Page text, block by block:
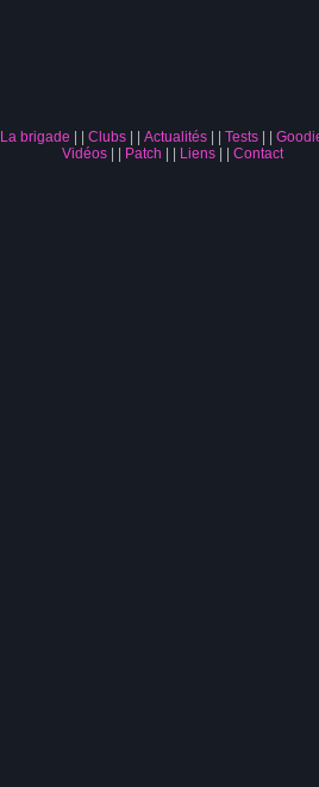
La brigade | Clubs| Actualités| Tests|
Vidéos| Patch | Liens| Contact